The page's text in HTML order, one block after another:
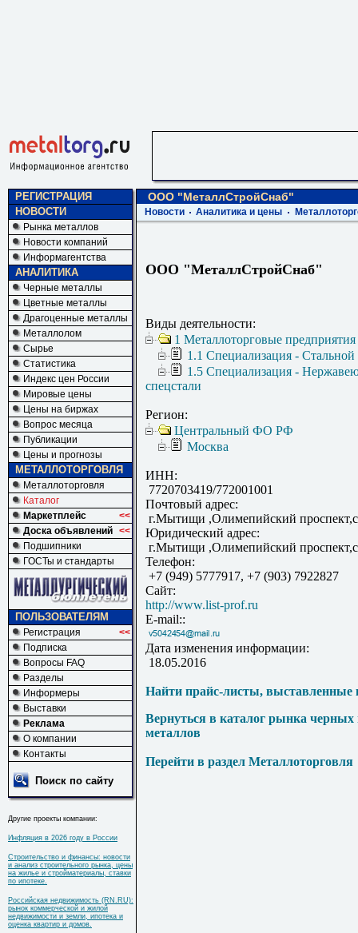
РЕГИСТРАЦИЯ
НОВОСТИ
Рынка металлов
Новости компаний
Информагентства
АНАЛИТИКА
Черные металлы
Цветные металлы
Драгоценные металлы
Металлолом
Сырье
Статистика
Индекс цен России
Мировые цены
Цены на биржах
Вопрос месяца
Публикации
Цены и прогнозы
МЕТАЛЛОТОРГОВЛЯ
Металлоторговля
Каталог
Маркетплейс
<<
Доска объявлений <<
Подшипники
ГОСТы и стандарты
ПОЛЬЗОВАТЕЛЯМ
Регистрация
<<
Подписка
Вопросы FAQ
Разделы
Информеры
Выставки
Реклама
О компании
Контакты
Поиск по сайту
Другие проекты компании:
Инфляция в 2026 году в России
Строительство и финансы: новости
и анализ строительного рынка, цены
на жилье и стройматериалы, ставки
по ипотеке.
Российская недвижимость (RN.RU):
рынок коммерческой и жилой
недвижимости и земли, ипотека и
оценка квартир и домов.
ООО "МеталлСтройСнаб"
Новости Аналитика и цены
ООО "МеталлСтройСнаб"
Виды деятельности:
1 Металлоторговые
1.1 Специализация - Стальной
1.5 Специализация -
спецстали
Регион:
Центральный ФО РФ
Москва
ИНН:
7720703419/772001001
Почтовый адрес:
г.Мытищи ,Олимепийский
Юридический адрес:
г.Мытищи ,Олимепийский
Телефон:
+7 (949) 5777917, +7 (903) 7922827
Сайт:
http://www.list-prof.ru
E-mail::
Дата изменения информации:
18.05.2016
Найти прайс-листы, выставленные
Вернуться в каталог рынка
металлов
Перейти в раздел Металлоторговля